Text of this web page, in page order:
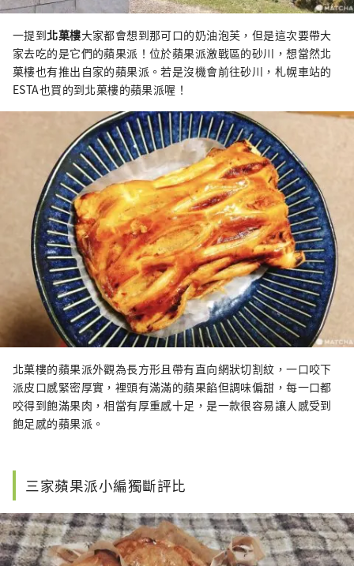
一提到北菓樓大家都會想到那可口的奶油泡芙，但是這次要帶大
家去吃的是它們的蘋果派！位於蘋果派激戰區的砂川，想當然北
菓樓也有推出自家的蘋果派。若是沒機會前往砂川，札幌車站的
ESTA也買的到北菓樓的蘋果派喔！
北菓樓的蘋果派外觀為長方形且帶有直向網狀切割紋，一口咬下
派皮口感緊密厚實，裡頭有滿滿的蘋果餡但調味偏甜，每一口都
咬得到飽滿果肉，相當有厚重感十足，是一款很容易讓人感受到
飽足感的蘋果派。
三家蘋果派小編獨斷評比